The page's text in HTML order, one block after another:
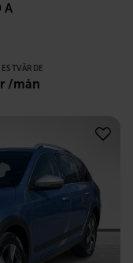
A
/mån